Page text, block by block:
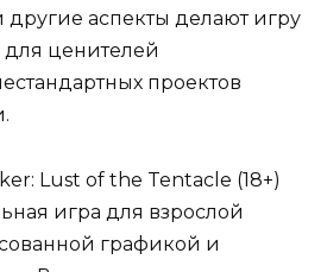
другие аспекты делают игру
ценителей
проектов
Lust of the Tentacle (18+)
игра для взрослой
графикой и